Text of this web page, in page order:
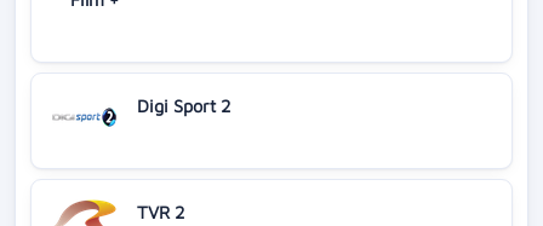
Digi Sport 2
TVR 2